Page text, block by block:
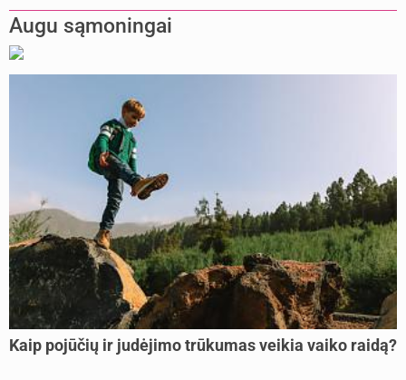
Augu sąmoningai
Kaip pojūčių ir judėjimo trūkumas veikia vaiko raidą?